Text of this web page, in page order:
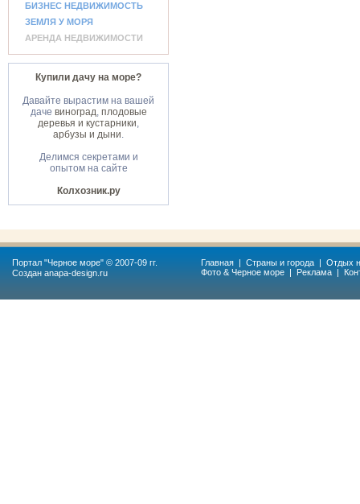
БИЗНЕС НЕДВИЖИМОСТЬ
ЗЕМЛЯ У МОРЯ
АРЕНДА НЕДВИЖИМОСТИ
Купили дачу на море?
Давайте вырастим на вашей
даче виноград, плодовые
деревья и кустарники,
арбузы и дыни.
Делимся секретами и
опытом на сайте
Колхозник.ру
Портал "Черное море" © 2007-09 гг.
Создан anapa-design.ru
Главная | Страны и города | Отдых
Фото & Черное море | Реклама |